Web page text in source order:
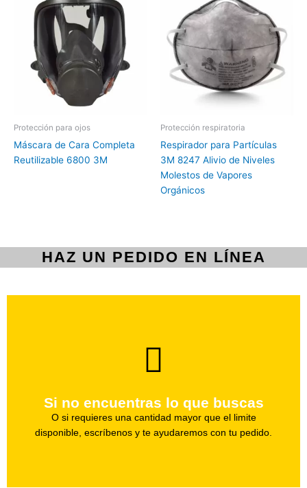
Protección para ojos
Máscara de Cara Completa
Reutilizable 6800 3M
Protección respiratoria
Respirador para Partículas
3M 8247 Alivio de Niveles
Molestos de Vapores
Orgánicos
HAZ UN PEDIDO EN LÍNEA
Si no encuentras lo que buscas
O si requieres una cantidad mayor que el limite
disponible, escríbenos y te ayudaremos con tu pedido.
Haz tu pedido